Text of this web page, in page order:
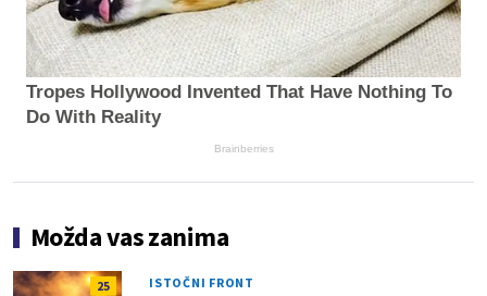
Tropes Hollywood Invented That Have Nothing To
Do With Reality
Brainberries
Možda vas zanima
25 ISTOČNI FRONT